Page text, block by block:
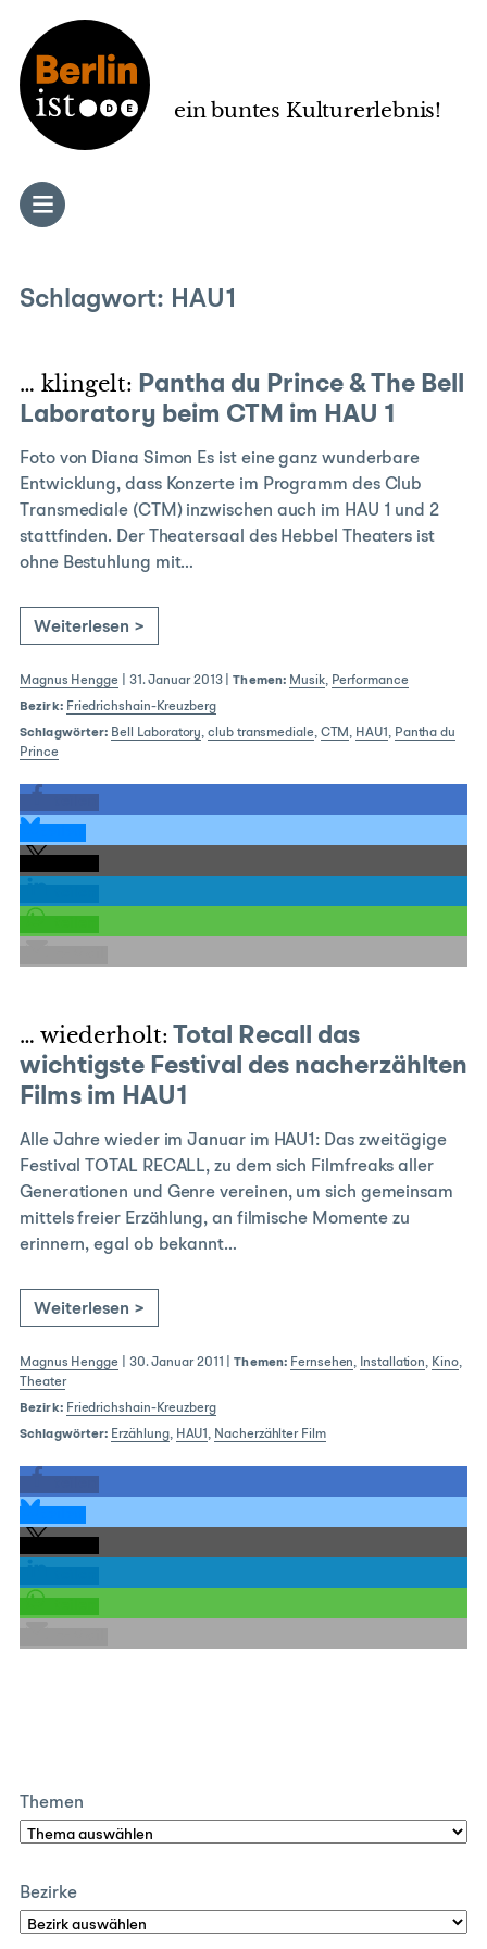
ein buntes Kulturerlebnis!
Schlagwort: HAU1
… klingelt: Pantha du Prince & The Bell
Laboratory beim CTM im HAU 1
Foto von Diana Simon Es ist eine ganz wunderbare
Entwicklung, dass Konzerte im Programm des Club
Transmediale (CTM) inzwischen auch im HAU 1 und 2
stattfinden. Der Theatersaal des Hebbel Theaters ist
ohne Bestuhlung mit…
Weiterlesen >
Magnus Hengge| 31. Januar 2013|Themen: Musik, Performance
Bezirk: Friedrichshain-Kreuzberg
Schlagwörter: Bell Laboratory,club transmediale, CTM, HAU1, Pantha du
Prince
… wiederholt: Total Recall das
wichtigste Festival des nacherzählten
Films im HAU1
Alle Jahre wieder im Januar im HAU1: Das zweitägige
Festival TOTAL RECALL, zu dem sich Filmfreaks aller
Generationen und Genre vereinen, um sich gemeinsam
mittels freier Erzählung, an filmische Momente zu
erinnern, egal ob bekannt…
Weiterlesen >
Magnus Hengge| 30. Januar 2011 |Themen: Fernsehen, Installation, Kino,
Theater
Bezirk: Friedrichshain-Kreuzberg
Schlagwörter: Erzählung, HAU1, Nacherzählter Film
Themen
Bezirke